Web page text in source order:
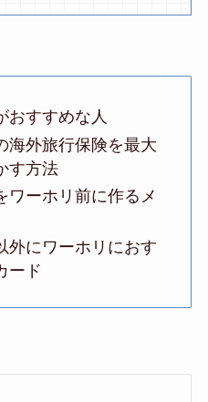
おすすめな人
海外旅行保険を最大
す方法
ワーホリ前に作るメ
外にワーホリにおす
ード